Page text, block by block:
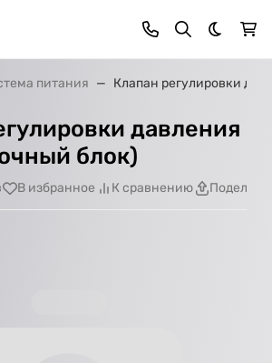
Темная
питания Клапан регулировки
давления
блок)
В избранное К сравнению